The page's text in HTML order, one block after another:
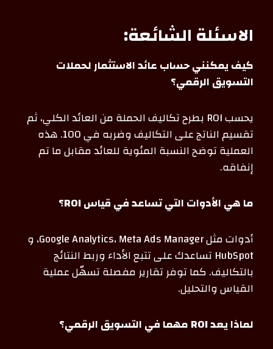
الاسئلة الشائعة:
كيف يمكنني حساب عائد الاستثمار لحملات
التسويق الرقمي؟
يحسب ROI بطرح تكاليف الحملة من العائد الكلي، ثم
تقسيم الناتج على التكاليف وضربه في 100. هذه
العملية توضح النسبة المئوية للعائد مقابل ما تم
إنفاقه.
ما هي الأدوات التي تساعد في قياس ROI؟
أدوات مثل Google Analytics، Meta Ads Manager، و
HubSpot تساعدك على تتبع الأداء وربط النتائج
بالتكاليف. كما توفر تقارير مفصلة تسهّل عملية
القياس والتحليل.
لماذا يعد ROI مهما في التسويق الرقمي؟